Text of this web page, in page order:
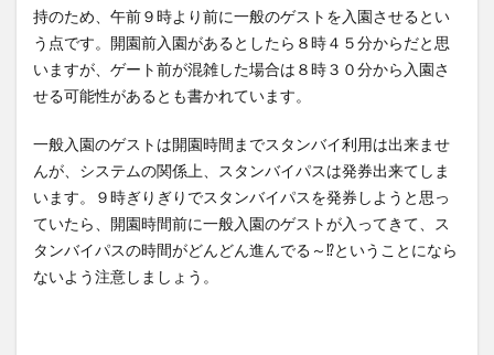
持のため、午前９時より前に一般のゲストを入園させるとい
う点です。開園前入園があるとしたら８時４５分からだと思
いますが、ゲート前が混雑した場合は８時３０分から入園さ
せる可能性があるとも書かれています。
一般入園のゲストは開園時間までスタンバイ利用は出来ませ
んが、システムの関係上、スタンバイパスは発券出来てしま
います。９時ぎりぎりでスタンバイパスを発券しようと思っ
ていたら、開園時間前に一般入園のゲストが入ってきて、ス
タンバイパスの時間がどんどん進んでる～⁉ということになら
ないよう注意しましょう。